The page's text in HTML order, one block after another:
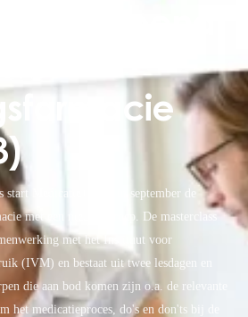
start Medicatie+Zorg in september de
met een nieuwe groep. De masterclass
met het Instituut voor
(IVM) en bestaat uit twee lesdagen en
die aan bod komen zijn o.a. de relevante
het medicatieproces, do's en don'ts bij de